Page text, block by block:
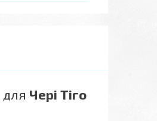
для Чері Тіго